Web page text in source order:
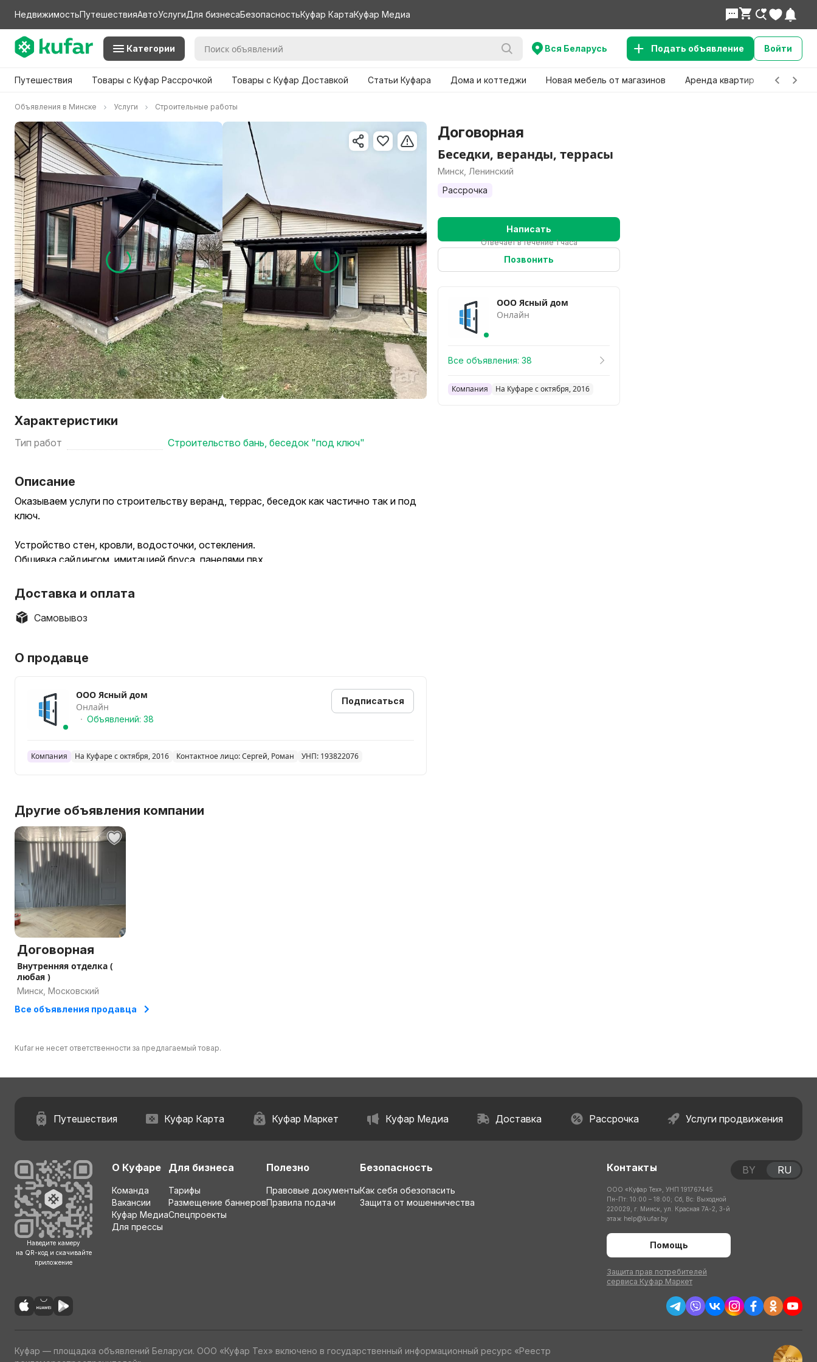
НедвижимостьПутешествияАвтоУслугиДля бизнесаБезопасностьКуфар КартаКуфар Медиа
Категории Вся Беларусь Подать объявление Войти
Путешествия Товары с Куфар Рассрочкой Товары с Куфар Доставкой Статьи Куфара Дома и коттеджи Новая мебель от магазинов Аренда квартир Детские
Объявления в Минске Услуги Строительные работы
Характеристики
Тип работ Строительство бань, беседок "под ключ"
Описание
Оказываем услуги по строительству веранд, террас, беседок как частично так и под
ключ.
Устройство стен, кровли, водосточки, остекления.
Обшивка сайдингом, имитацией бруса, панелями пвх.
Доставка и оплата
Самовывоз
О продавце
ООО Ясный дом
Онлайн
Объявлений: 38
Подписаться
Компания На Куфаре с октября, 2016 Контактное лицо: Сергей, Роман УНП: 193822076
Другие объявления компании
Договорная
Внутренняя отделка (
любая )
Минск, Московский
Все объявления продавца
Kufar не несет ответственности за предлагаемый товар.
Договорная
Беседки, веранды, террасы
Минск, Ленинский
Рассрочка
Написать
Отвечает в течение 1 часа
Позвонить
ООО Ясный дом
Онлайн
Все объявления: 38
Компания На Куфаре с октября, 2016
Путешествия Куфар Карта Куфар Маркет Куфар Медиа Доставка Рассрочка Услуги продвижения
Наведите камеру
на QR-код и скачивайте
приложение
О Куфаре
Команда
Вакансии
Куфар Медиа
Для прессы
Для бизнеса
Тарифы
Размещение баннеров
Спецпроекты
Полезно
Правовые документы
Правила подачи
Безопасность
Как себя обезопасить
Защита от мошенничества
Контакты
ООО «Куфар Тех», УНП 191767445
Пн-Пт: 10:00 – 18:00; Сб, Вс: Выходной
220029, г. Минск, ул. Красная 7А-2, 3-й
этаж help@kufar.by
Помощь
Защита прав потребителей
сервиса Куфар Маркет
BY RU
Куфар — площадка объявлений Беларуси. ООО «Куфар Тех» включено в государственный информационный ресурс «Реестр